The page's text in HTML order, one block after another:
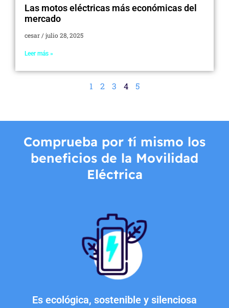
Las motos eléctricas más económicas del
mercado
cesar julio 28, 2025
Leer más »
1 2 3 4 5
Comprueba por tí mismo los
beneficios de la Movilidad
Eléctrica
Es ecológica, sostenible y silenciosa